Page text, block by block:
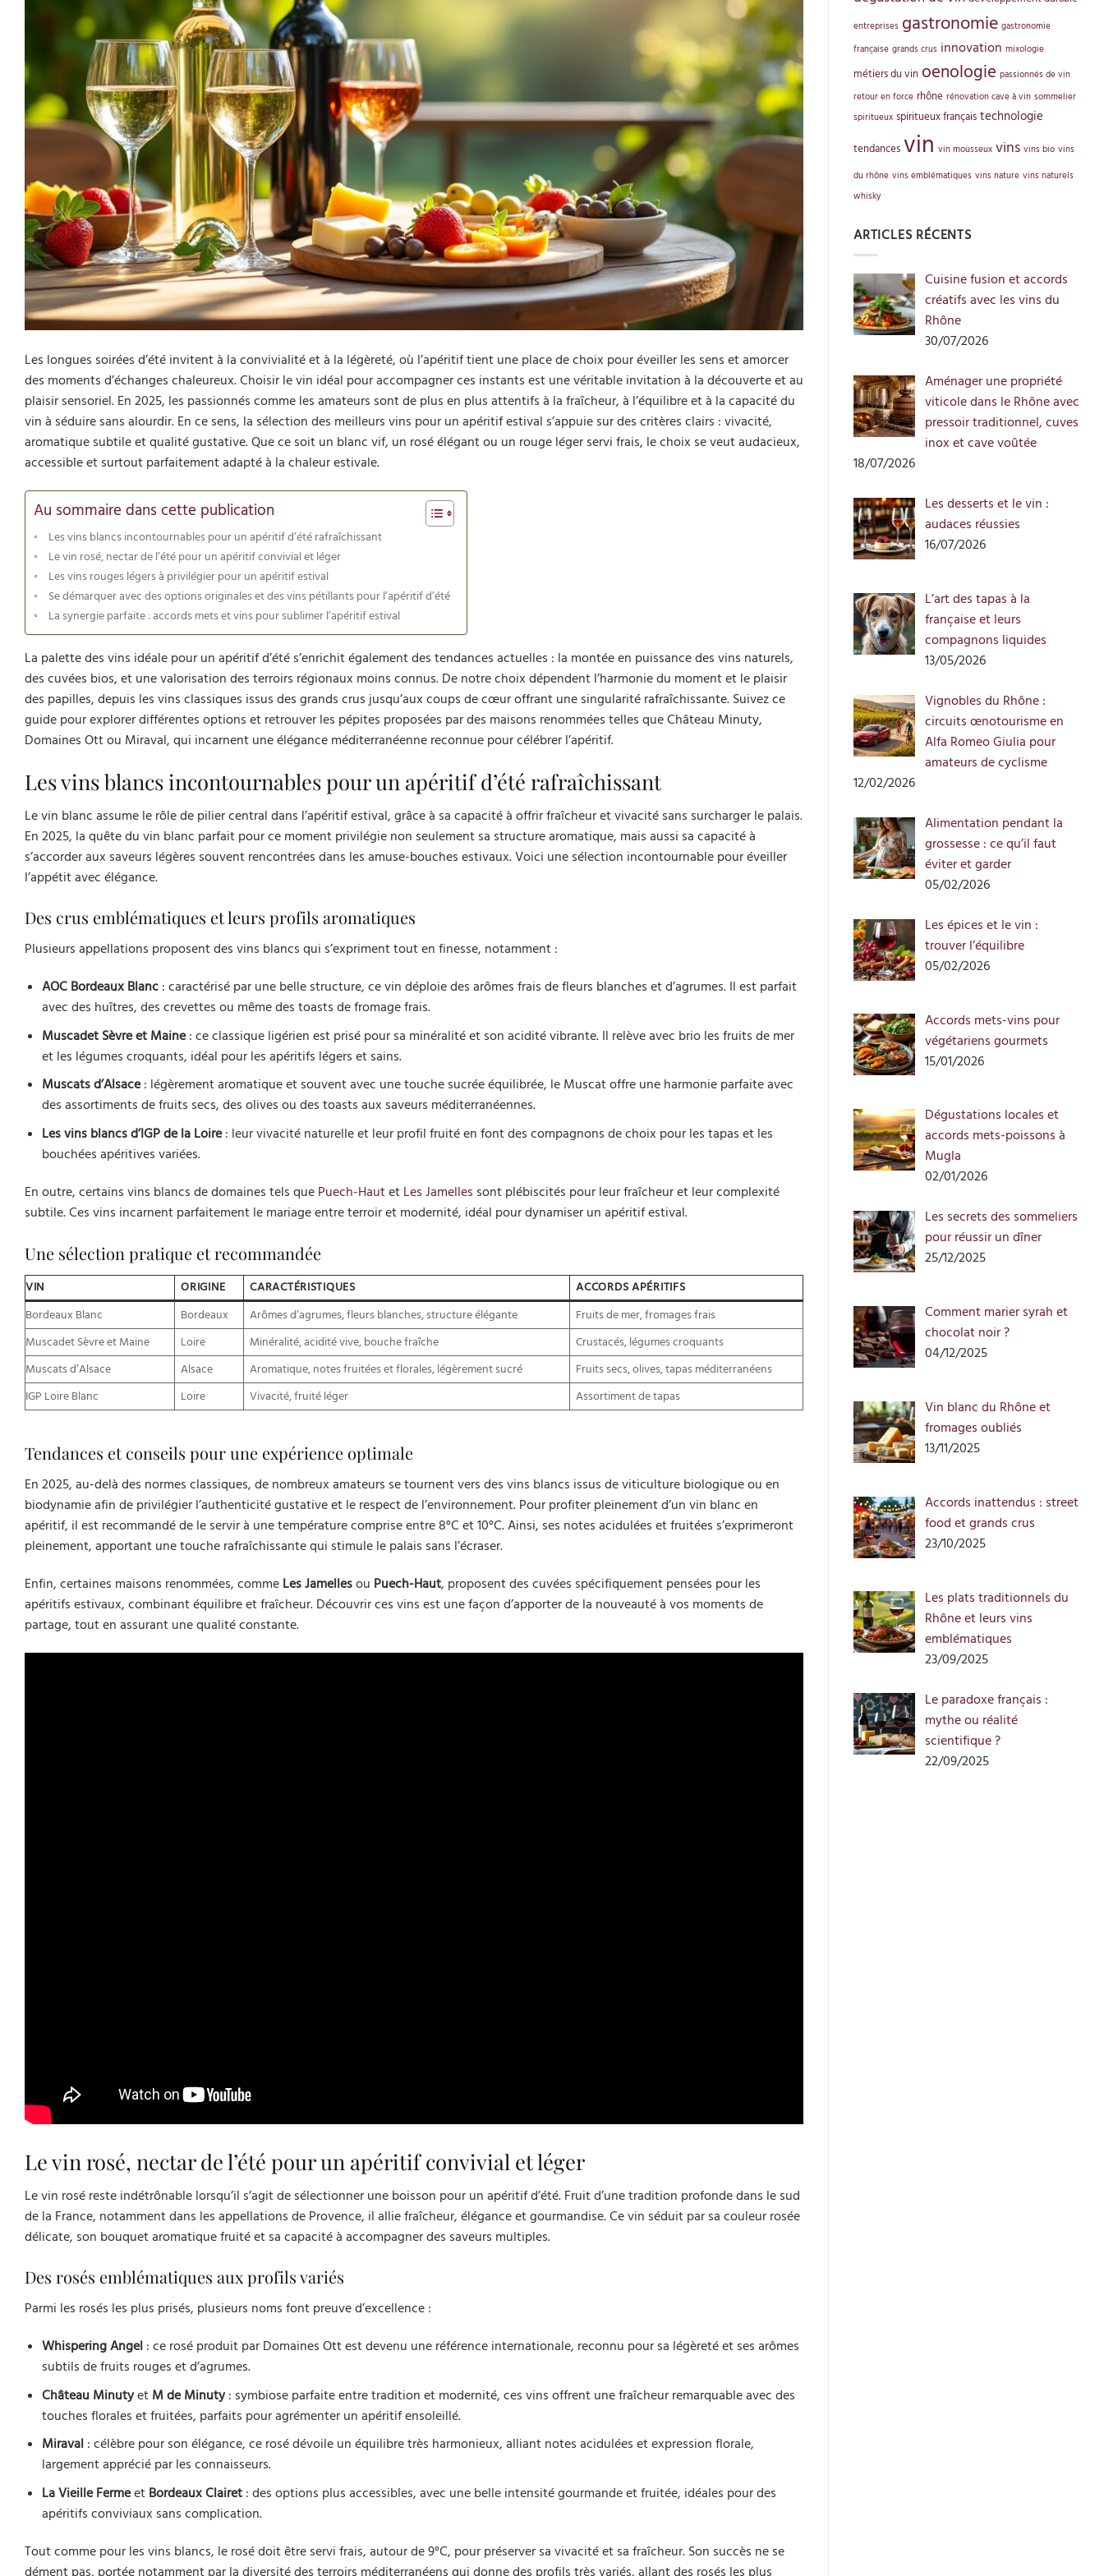
Les longues soirées d’été invitent à la convivialité et à la légèreté, où l’apéritif tient une place de choix pour éveiller les sens et amorcer
des moments d’échanges chaleureux. Choisir le vin idéal pour accompagner ces instants est une véritable invitation à la découverte et au
plaisir sensoriel. En 2025, les passionnés comme les amateurs sont de plus en plus attentifs à la fraîcheur, à l’équilibre et à la capacité du
vin à séduire sans alourdir. En ce sens, la sélection des meilleurs vins pour un apéritif estival s’appuie sur des critères clairs : vivacité,
aromatique subtile et qualité gustative. Que ce soit un blanc vif, un rosé élégant ou un rouge léger servi frais, le choix se veut audacieux,
accessible et surtout parfaitement adapté à la chaleur estivale.
Au sommaire dans cette publication
Les vins blancs incontournables pour un apéritif d’été rafraîchissant
Le vin rosé, nectar de l’été pour un apéritif convivial et léger
Les vins rouges légers à privilégier pour un apéritif estival
Se démarquer avec des options originales et des vins pétillants pour l’apéritif d’été
La synergie parfaite : accords mets et vins pour sublimer l’apéritif estival
La palette des vins idéale pour un apéritif d’été s’enrichit également des tendances actuelles : la montée en puissance des vins naturels,
des cuvées bios, et une valorisation des terroirs régionaux moins connus. De notre choix dépendent l’harmonie du moment et le plaisir
des papilles, depuis les vins classiques issus des grands crus jusqu’aux coups de cœur offrant une singularité rafraîchissante. Suivez ce
guide pour explorer différentes options et retrouver les pépites proposées par des maisons renommées telles que Château Minuty,
Domaines Ott ou Miraval, qui incarnent une élégance méditerranéenne reconnue pour célébrer l’apéritif.
Les vins blancs incontournables pour un apéritif d’été rafraîchissant
Le vin blanc assume le rôle de pilier central dans l’apéritif estival, grâce à sa capacité à offrir fraîcheur et vivacité sans surcharger le palais.
En 2025, la quête du vin blanc parfait pour ce moment privilégie non seulement sa structure aromatique, mais aussi sa capacité à
s’accorder aux saveurs légères souvent rencontrées dans les amuse-bouches estivaux. Voici une sélection incontournable pour éveiller
l’appétit avec élégance.
Des crus emblématiques et leurs profils aromatiques
Plusieurs appellations proposent des vins blancs qui s’expriment tout en finesse, notamment :
AOC Bordeaux Blanc: caractérisé par une belle structure, ce vin déploie des arômes frais de fleurs blanches et d’agrumes. Il est parfait
avec des huîtres, des crevettes ou même des toasts de fromage frais.
Muscadet Sèvre et Maine: ce classique ligérien est prisé pour sa minéralité et son acidité vibrante. Il relève avec brio les fruits de mer
et les légumes croquants, idéal pour les apéritifs légers et sains.
Muscats d’Alsace: légèrement aromatique et souvent avec une touche sucrée équilibrée, le Muscat offre une harmonie parfaite avec
des assortiments de fruits secs, des olives ou des toasts aux saveurs méditerranéennes.
Les vins blancs d’IGP de la Loire: leur vivacité naturelle et leur profil fruité en font des compagnons de choix pour les tapas et les
bouchées apéritives variées.
En outre, certains vins blancs de domaines tels que Puech-Hautet Les Jamelles sont plébiscités pour leur fraîcheur et leur complexité
subtile. Ces vins incarnent parfaitement le mariage entre terroir et modernité, idéal pour dynamiser un apéritif estival.
Une sélection pratique et recommandée
VIN ORIGINE CARACTÉRISTIQUES
ACCORDS APÉRITIFS
Bordeaux Blanc
Bordeaux Arômes d’agrumes, fleurs blanches, structure élégante
Fruits de mer, fromages frais
Muscadet Sèvre et Maine
Loire Minéralité, acidité vive, bouche fraîche
Crustacés, légumes croquants
Muscats d’Alsace
Alsace Aromatique, notes fruitées et florales, légèrement sucré
Fruits secs, olives, tapas méditerranéens
IGP Loire Blanc
Loire Vivacité, fruité léger Assortiment de tapas
Tendances et conseils pour une expérience optimale
En 2025, au-delà des normes classiques, de nombreux amateurs se tournent vers des vins blancs issus de viticulture biologique ou en
biodynamie afin de privilégier l’authenticité gustative et le respect de l’environnement. Pour profiter pleinement d’un vin blanc en
apéritif, il est recommandé de le servir à une température comprise entre 8°C et 10°C. Ainsi, ses notes acidulées et fruitées s’exprimeront
pleinement, apportant une touche rafraîchissante qui stimule le palais sans l’écraser.
Enfin, certaines maisons renommées, comme Les Jamellesou Puech-Haut, proposent des cuvées spécifiquement pensées pour les
apéritifs estivaux, combinant équilibre et fraîcheur. Découvrir ces vins est une façon d’apporter de la nouveauté à vos moments de
partage, tout en assurant une qualité constante.
Le vin rosé, nectar de l’été pour un apéritif convivial et léger
Le vin rosé reste indétrônable lorsqu’il s’agit de sélectionner une boisson pour un apéritif d’été. Fruit d’une tradition profonde dans le sud
de la France, notamment dans les appellations de Provence, il allie fraîcheur, élégance et gourmandise. Ce vin séduit par sa couleur rosée
délicate, son bouquet aromatique fruité et sa capacité à accompagner des saveurs multiples.
Des rosés emblématiques aux profils variés
Parmi les rosés les plus prisés, plusieurs noms font preuve d’excellence :
Whispering Angel: ce rosé produit par Domaines Ott est devenu une référence internationale, reconnu pour sa légèreté et ses arômes
subtils de fruits rouges et d’agrumes.
Château Minutyet M de Minuty: symbiose parfaite entre tradition et modernité, ces vins offrent une fraîcheur remarquable avec des
touches florales et fruitées, parfaits pour agrémenter un apéritif ensoleillé.
Miraval: célèbre pour son élégance, ce rosé dévoile un équilibre très harmonieux, alliant notes acidulées et expression florale,
largement apprécié par les connaisseurs.
La Vieille Fermeet Bordeaux Clairet: des options plus accessibles, avec une belle intensité gourmande et fruitée, idéales pour des
apéritifs conviviaux sans complication.
Tout comme pour les vins blancs, le rosé doit être servi frais, autour de 9°C, pour préserver sa vivacité et sa fraîcheur. Son succès ne se
dément pas, portée notamment par la diversité des terroirs méditerranéens qui donne des profils très variés, allant des rosés les plus
entreprises gastronomie gastronomie
française grands crus innovation mixologie
métiers du vin oenologie passionnés de vin
retour en force rhône rénovation cave à vin sommelier
spiritueux spiritueux français technologie
tendances vin vin mousseux vins vins bio vins
du rhône vins emblématiques vins nature vins naturels
whisky
ARTICLES RÉCENTS
Cuisine fusion et accords
créatifs avec les vins du
Rhône
30/07/2026
Aménager une propriété
viticole dans le Rhône avec
pressoir traditionnel, cuves
inox et cave voûtée
18/07/2026
Les desserts et le vin :
audaces réussies
16/07/2026
L’art des tapas à la
française et leurs
compagnons liquides
13/05/2026
Vignobles du Rhône :
circuits œnotourisme en
Alfa Romeo Giulia pour
amateurs de cyclisme
12/02/2026
Alimentation pendant la
grossesse : ce qu’il faut
éviter et garder
05/02/2026
Les épices et le vin :
trouver l’équilibre
05/02/2026
Accords mets-vins pour
végétariens gourmets
15/01/2026
Dégustations locales et
accords mets-poissons à
Mugla
02/01/2026
Les secrets des sommeliers
pour réussir un dîner
25/12/2025
Comment marier syrah et
chocolat noir ?
04/12/2025
Vin blanc du Rhône et
fromages oubliés
13/11/2025
Accords inattendus : street
food et grands crus
23/10/2025
Les plats traditionnels du
Rhône et leurs vins
emblématiques
23/09/2025
Le paradoxe français :
mythe ou réalité
scientifique ?
22/09/2025